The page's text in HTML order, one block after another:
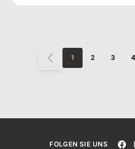
1 2 3 4
FOLGEN SIE UNS